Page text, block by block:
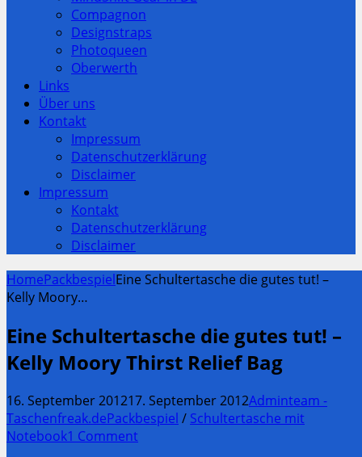
Compagnon
Designstraps
Photoqueen
Oberwerth
Links
Über uns
Kontakt
Impressum
Datenschutzerklärung
Disclaimer
Impressum
Kontakt
Datenschutzerklärung
Disclaimer
HomePackbespielEine Schultertasche die gutes tut! –
Kelly Moory…
Eine Schultertasche die gutes tut! –
Kelly Moory Thirst Relief Bag
16. September 201217. September 2012Adminteam -
Taschenfreak.dePackbespiel / Schultertasche mit
Notebook1 Comment